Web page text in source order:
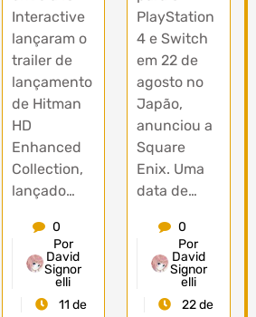
Interactive
lançaram o
trailer de
lançamento
de Hitman
HD
Enhanced
Collection,
lançado…
0
Por
David
Signor
elli
11 de
PlayStation
4 e Switch
em 22 de
agosto no
Japão,
anunciou a
Square
Enix. Uma
data de…
0
Por
David
Signor
elli
22 de